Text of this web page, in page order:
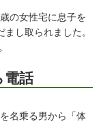
の女性宅に息子を
し取られました。
電話
名乗る男から「体